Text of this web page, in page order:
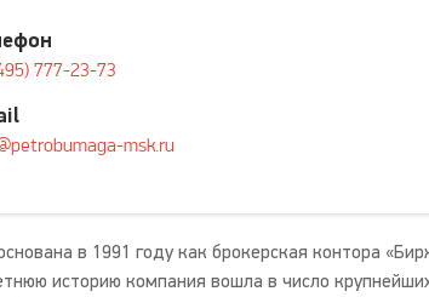
777-23-73
msk.ru
в 1991 году как брокерская контора
историю компания вошла в число